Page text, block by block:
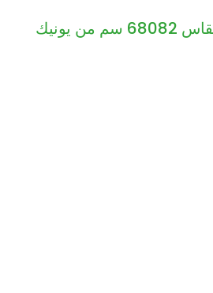
مفارش ورقية بيضاء مقاس 68082 سم من يونيك